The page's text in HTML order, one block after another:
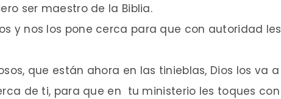
ser maestro de la Biblia.
y nos los pone cerca para que con autoridad les
que están ahora en las tinieblas, Dios los va a
de ti, para que en tu ministerio les toques con